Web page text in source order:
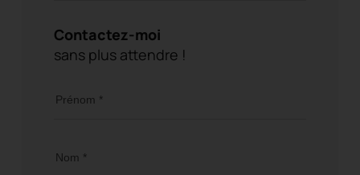
Contactez-moi
sans plus attendre !
Prénom *
Nom *